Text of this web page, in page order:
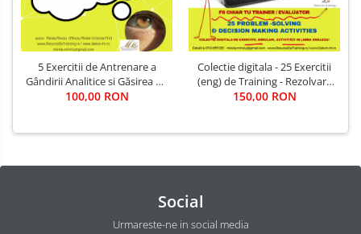
5 Exercitii de Antrenare a
Gândirii Analitice si Găsirea de
Solutii
100,00 RON
Colectie digitala - 25 Exercitii
(eng) de Training - Rezolvare
de Probleme si Luare a
150,00 RON
Social
Urmareste-ne in social media